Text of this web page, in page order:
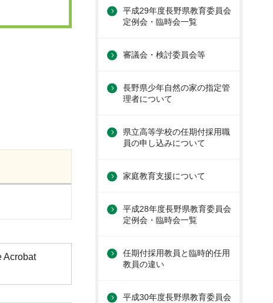
Acrobat
平成29年度長野県教育委員会
定例会・臨時会一覧
審議会・検討委員会等
長野県少年自然の家の指定管
理者について
県立高等学校の任期付採用職
員の申し込みについて
家庭教育支援について
平成28年度長野県教育委員会
定例会・臨時会一覧
任期付採用教員と臨時的任用
教員の違い
平成30年度長野県教育委員会